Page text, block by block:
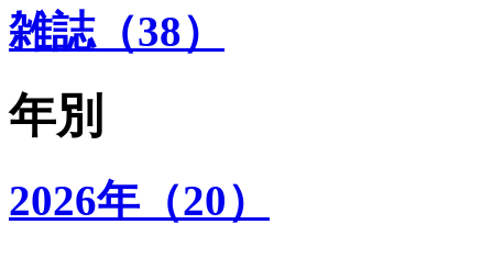
雑誌（38）
年別
2026年（20）